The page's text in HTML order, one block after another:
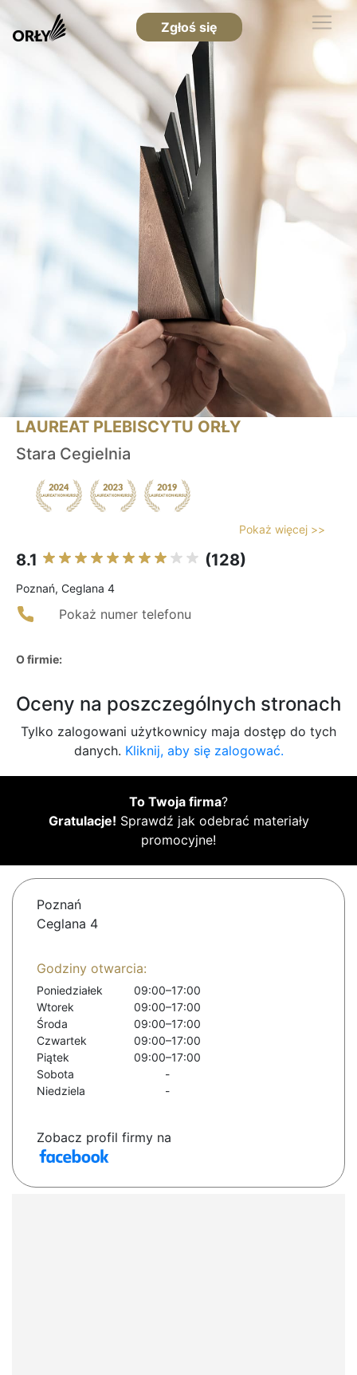
Zgłoś się
LAUREAT PLEBISCYTU ORŁY
Stara Cegielnia
Pokaż więcej >>
8.1 (128)
Poznań, Ceglana 4
Pokaż numer telefonu
O firmie:
Oceny na poszczególnych stronach
Tylko zalogowani użytkownicy maja dostęp do tych
danych. Kliknij, aby się zalogować.
To Twoja firma?
Gratulacje! Sprawdź jak odebrać materiały
promocyjne!
Poznań
Ceglana 4
Godziny otwarcia:
Poniedziałek
09:00–17:00
Wtorek
09:00–17:00
Środa
09:00–17:00
Czwartek
09:00–17:00
Piątek
09:00–17:00
Sobota
-
Niedziela
-
Zobacz profil firmy na